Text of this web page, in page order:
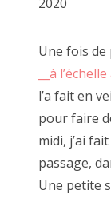
Une fois de
__à
l’a fait en
pour faire
midi, j’ai
passage,
Une petite